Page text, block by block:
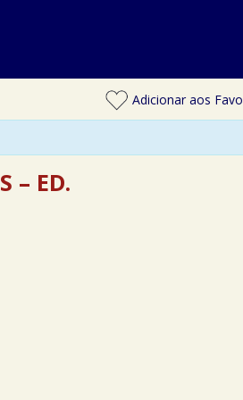
Adicionar aos
– ED.